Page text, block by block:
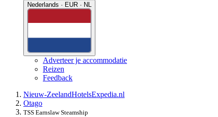
Nederlands · EUR · NL
Adverteer je accommodatie
Reizen
Feedback
Nieuw-ZeelandHotelsExpedia.nl
Otago
TSS Earnslaw Steamship